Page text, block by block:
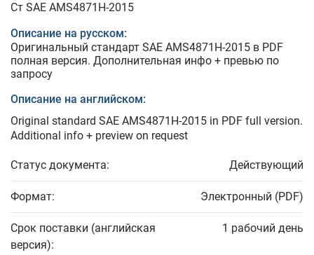
Ст SAE AMS4871H-2015
Описание на русском:
Оригинальный стандарт SAE AMS4871H-2015 в PDF
полная версия. Дополнительная инфо + превью по
запросу
Описание на английском:
Original standard SAE AMS4871H-2015 in PDF full version.
Additional info + preview on request
Статус документа: Действующий
Формат: Электронный (PDF)
Срок поставки (английская
версия):
1 рабочий день